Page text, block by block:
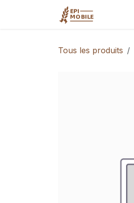
Se rendre au contenu
Tous les produits